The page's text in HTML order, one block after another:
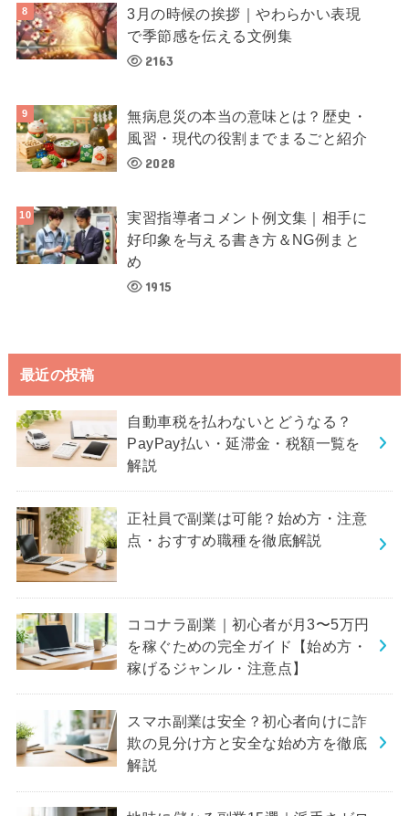
3月の時候の挨拶｜やわらかい表現
で季節感を伝える文例集
2163
無病息災の本当の意味とは？歴史・
風習・現代の役割までまるごと紹介
2028
実習指導者コメント例文集｜相手に
好印象を与える書き方＆NG例まと
め
1915
最近の投稿
自動車税を払わないとどうなる？
PayPay払い・延滞金・税額一覧を
解説
正社員で副業は可能？始め方・注意
点・おすすめ職種を徹底解説
ココナラ副業｜初心者が月3〜5万円
を稼ぐための完全ガイド【始め方・
稼げるジャンル・注意点】
スマホ副業は安全？初心者向けに詐
欺の見分け方と安全な始め方を徹底
解説